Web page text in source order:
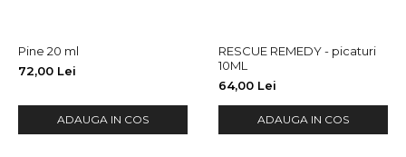
Pine 20 ml
72,00 Lei
ADAUGA IN COS
RESCUE REMEDY - picaturi
10ML
64,00 Lei
ADAUGA IN COS